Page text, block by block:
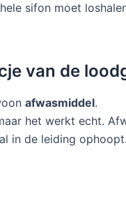
sifon moet
van de
afwasmiddel.
het werkt echt.
in de leiding ophoopt.